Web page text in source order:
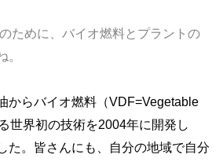
めに、バイオ燃料とプラントの
。
からバイオ燃料（VDF=Vegetable
世界初の技術を2004年に開発し
た。皆さんにも、自分の地域で自分